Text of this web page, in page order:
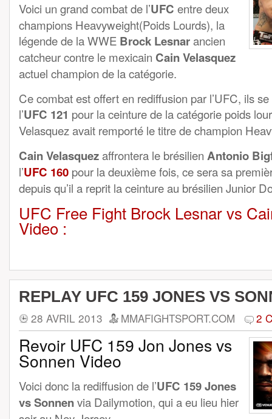
Voici un grand combat de l’UFC entre deux
champions Heavyweight(Poids Lourds), la
légende de la WWE Brock Lesnarancien
catcheur contre le mexicain Cain Velasquez
actuel champion de la catégorie.
Ce combat est offert en rediffusion par l’UFC, ils
l’UFC 121 pour la ceinture de la catégorie poids
Velasquez avait remporté le titre de champion
Cain Velasquezaffrontera le brésilien Antonio
l’UFC 160 pour la deuxième fois, ce sera sa
depuis qu’il a reprit la ceinture au brésilien Junior
UFC Free Fight Brock Lesnar vs
Video :
REPLAY UFC 159 JONES VS
28 AVRIL 2013 MMAFIGHTSPORT.COM 2
Revoir UFC 159 Jon Jones vs
Sonnen Video
Voici donc la rediffusion de l’UFC 159 Jones
vs Sonnenvia Dailymotion, qui a eu lieu hier